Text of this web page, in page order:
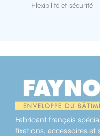
Flexibilité et sécurité
Fabricant français
fixations, accessoires et